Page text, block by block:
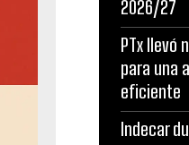
2026/27
PTx llevó
para una
eficiente
Indecar